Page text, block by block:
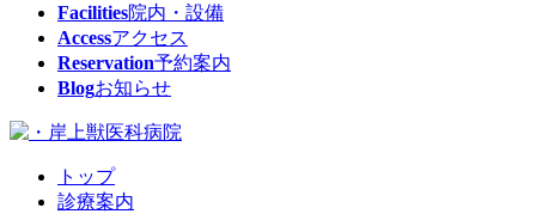
Facilities院内・設備
Accessアクセス
Reservation予約案内
Blogお知らせ
トップ
診療案内